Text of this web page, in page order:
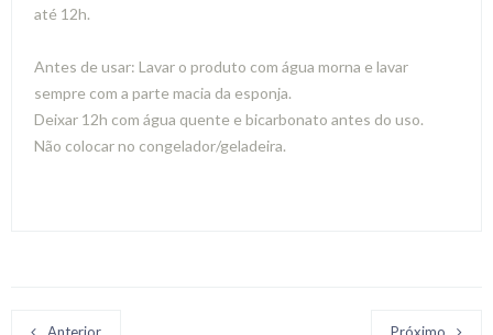
até 12h.
Antes de usar: Lavar o produto com água morna e lavar
sempre com a parte macia da esponja.
Deixar 12h com água quente e bicarbonato antes do uso.
Não colocar no congelador/geladeira.